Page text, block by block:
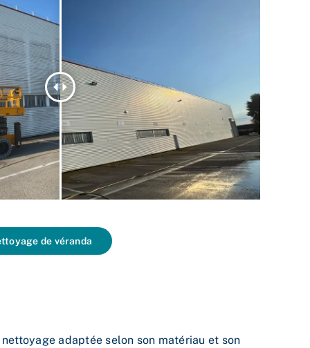
de véranda
adaptée selon son matériau et son